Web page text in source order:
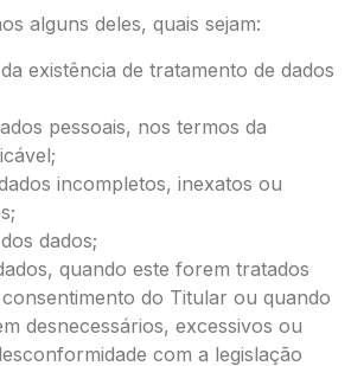
alguns deles, quais sejam:
existência de tratamento de dados
pessoais, nos termos da
incompletos, inexatos ou
dados;
quando este forem tratados
do Titular ou quando
desnecessários, excessivos ou
com a legislação